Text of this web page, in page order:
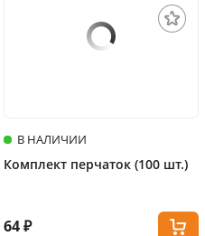
В НАЛИЧИИ
Комплект перчаток (100 шт.)
64 ₽